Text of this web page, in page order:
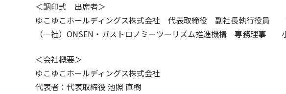
＜調印式 出席者＞
ゆこゆこホールディングス株式会社 代表取締役 副社長執行役
（一社）ONSEN・ガストロノミーツーリズム推進機構 専務理事
＜会社概要＞
ゆこゆこホールディングス株式会社
代表者：代表取締役 池照 直樹